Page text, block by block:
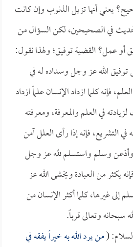
يعني أنها تزيل الذنوب وإن كانت
في الصحيحين، لكن السؤال من
أو عمل؟ القضية توفيق؛ ولهذا نقول:
الله عز وجل وسداده له في
فإنه كلما ازداد الإنسان علماً ازداد
في العلم والمعرفة، ومعرفته
التشريع، فإنه إذا رأى العلل آمن
وسلم واستسلم لله عز وجل
يكثر من العبادة ويخشى الله عز
إلى غيرها، كلما أكثر الإنسان من
سبحانه وتعالى قرباً.
(من يرد الله به خيراً يفقه في